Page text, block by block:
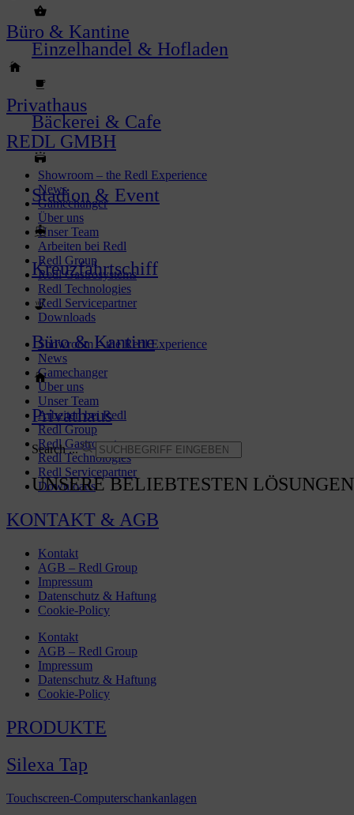
Einzelhandel & Hofladen
Bäckerei & Cafe
Stadion & Event
Kreuzfahrtschiff
Büro & Kantine
Privathaus
Search ...
UNSERE BELIEBTESTEN LÖSUNGEN
Büro & Kantine
Privathaus
REDL GMBH
Showroom – the Redl Experience
News
Gamechanger
Über uns
Unser Team
Arbeiten bei Redl
Redl Group
Redl Gastrosystems
Redl Technologies
Redl Servicepartner
Downloads
Showroom – the Redl Experience
News
Gamechanger
Über uns
Unser Team
Arbeiten bei Redl
Redl Group
Redl Gastrosystems
Redl Technologies
Redl Servicepartner
Downloads
KONTAKT & AGB
Kontakt
AGB – Redl Group
Impressum
Datenschutz & Haftung
Cookie-Policy
Kontakt
AGB – Redl Group
Impressum
Datenschutz & Haftung
Cookie-Policy
PRODUKTE
Silexa Tap
Touchscreen-Computerschankanlagen